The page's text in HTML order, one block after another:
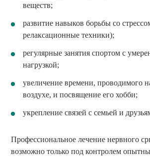
веществ;
развитие навыков борьбы со
релаксационные техники);
регулярные занятия спортом с
нагрузкой;
увеличение времени, проводимого
воздухе, и посвящение его хобби;
укрепление связей с семьей и
Профессиональное лечение нервного
возможно только под контролем